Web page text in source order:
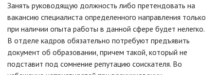
Занять руководящую должность либо претендовать на
вакансию специалиста определенного направления только
при наличии опыта работы в данной сфере будет нелегко.
В отделе кадров обязательно потребуют предъявить
документ об образовании, причем такой, который не
подставит под сомнение репутацию соискателя. Во